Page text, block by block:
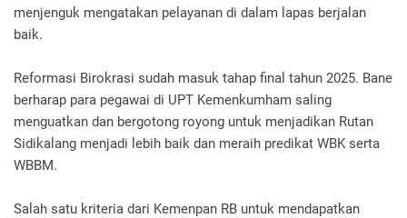
menjenguk mengatakan pelayanan di dalam lapas berjalan
baik.
Reformasi Birokrasi sudah masuk tahap final tahun 2025. Bane
berharap para pegawai di UPT Kemenkumham saling
menguatkan dan bergotong royong untuk menjadikan Rutan
Sidikalang menjadi lebih baik dan meraih predikat WBK serta
WBBM.
Salah satu kriteria dari Kemenpan RB untuk mendapatkan